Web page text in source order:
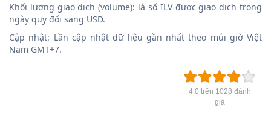
Khối lượng giao dịch (volume): là số ILV được giao dịch trong
ngày quy đổi sang USD.
Cập nhật: Lần cập nhật dữ liệu gần nhất theo múi giờ Việt
Nam GMT+7.
4.0 trên 1028 đánh
giá